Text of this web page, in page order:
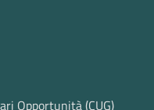
Opportunità (CUG)